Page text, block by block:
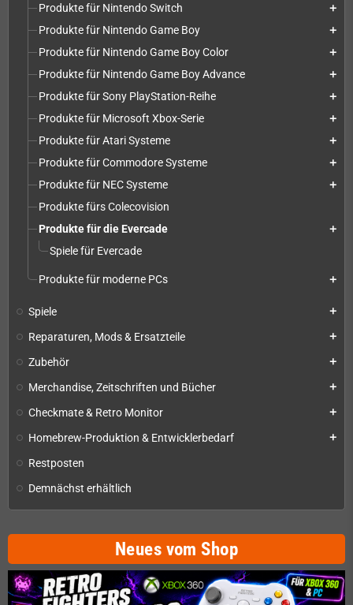
Produkte für Nintendo Switch add
Produkte für Nintendo Game Boy add
Produkte für Nintendo Game Boy Color add
Produkte für Nintendo Game Boy Advance add
Produkte für Sony PlayStation-Reihe add
Produkte für Microsoft Xbox-Serie add
Produkte für Atari Systeme add
Produkte für Commodore Systeme add
Produkte für NEC Systeme add
Produkte fürs Colecovision
Produkte für die Evercade
add
Spiele für Evercade
Produkte für moderne PCs add
Spiele add
Reparaturen, Mods & Ersatzteile add
Zubehör add
Merchandise, Zeitschriften und Bücher add
Checkmate & Retro Monitor add
Homebrew-Produktion & Entwicklerbedarf add
Restposten
Demnächst erhältlich
Neues vom Shop